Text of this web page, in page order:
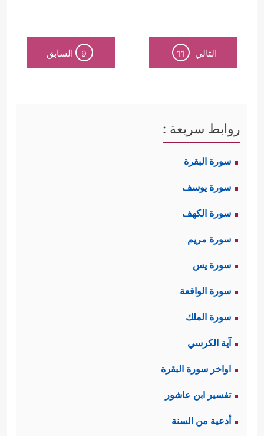
التالي 11
9 السابق
روابط سريعة :
سورة البقرة
سورة يوسف
سورة الكهف
سورة مريم
سورة يس
سورة الواقعة
سورة الملك
آية الكرسي
اواخر سورة البقرة
تفسير ابن عاشور
أدعية من السنة